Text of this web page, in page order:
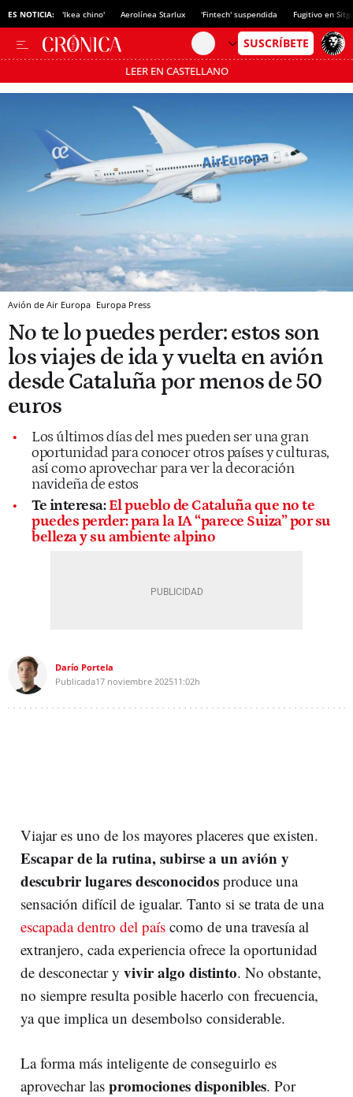
ES NOTICIA: 'Ikea chino' Aerolínea Starlux 'Fintech' suspendida Fugitivo en
LEER EN CASTELLANO
Pásate al MODO AHORRO
Avión de Air Europa Europa Press
No te lo puedes perder: estos son
los viajes de ida y vuelta en avión
desde Cataluña por menos de 50
euros
Los últimos días del mes pueden ser una gran
oportunidad para conocer otros países y culturas,
así como aprovechar para ver la decoración
navideña de estos
Te interesa:El pueblo de Cataluña que no te
puedes perder: para la IA “parece Suiza” por su
belleza y su ambiente alpino
Darío Portela
Publicada17 noviembre 202511:02h
Viajar es uno de los mayores placeres que existen.
Escapar de la rutina, subirse a un avión y
descubrir lugares desconocidos produce una
sensación difícil de igualar. Tanto si se trata de una
escapada dentro del país como de una travesía al
extranjero, cada experiencia ofrece la oportunidad
de desconectar y vivir algo distinto. No obstante,
no siempre resulta posible hacerlo con frecuencia,
ya que implica un desembolso considerable.
La forma más inteligente de conseguirlo es
aprovechar las promociones disponibles. Por